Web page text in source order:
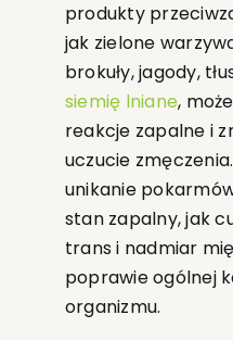
produkty
jak zielone
brokuły, jagody,
siemię lniane,
reakcje zapalne i
uczucie
unikanie
stan zapalny, jak
trans i nadmiar
poprawie ogólnej
organizmu.